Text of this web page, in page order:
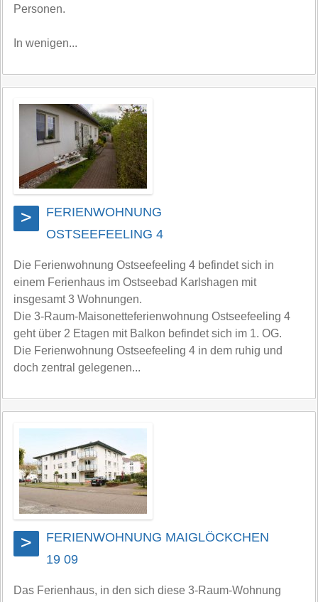
Personen.
In wenigen...
>
FERIENWOHNUNG
OSTSEEFEELING 4
Die Ferienwohnung Ostseefeeling 4 befindet sich in
einem Ferienhaus im Ostseebad Karlshagen mit
insgesamt 3 Wohnungen.
Die 3-Raum-Maisonetteferienwohnung Ostseefeeling 4
geht über 2 Etagen mit Balkon befindet sich im 1. OG.
Die Ferienwohnung Ostseefeeling 4 in dem ruhig und
doch zentral gelegenen...
>
FERIENWOHNUNG MAIGLÖCKCHEN
19 09
Das Ferienhaus, in den sich diese 3-Raum-Wohnung